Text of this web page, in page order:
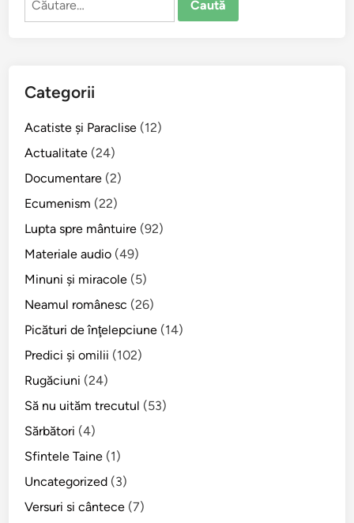
Categorii
Acatiste şi Paraclise (12)
Actualitate (24)
Documentare (2)
Ecumenism (22)
Lupta spre mântuire (92)
Materiale audio (49)
Minuni şi miracole (5)
Neamul românesc (26)
Picături de înţelepciune (14)
Predici şi omilii (102)
Rugăciuni (24)
Să nu uităm trecutul (53)
Sărbători (4)
Sfintele Taine (1)
Uncategorized (3)
Versuri si cântece (7)